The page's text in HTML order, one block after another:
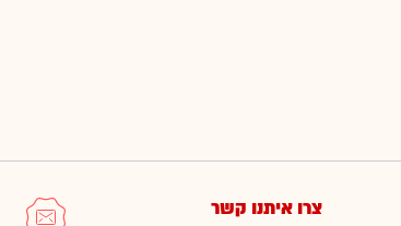
צרו איתנו קשר